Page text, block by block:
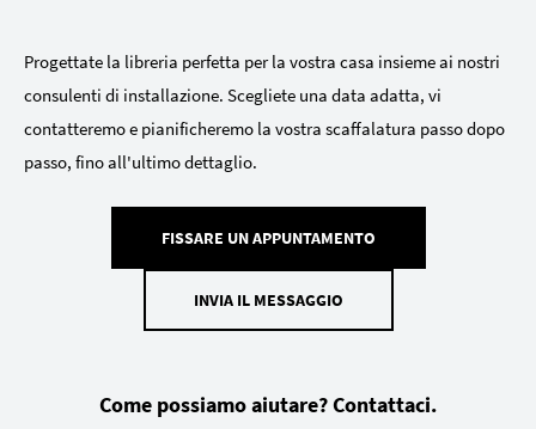
Progettate la libreria perfetta per la vostra casa insieme ai nostri
consulenti di installazione. Scegliete una data adatta, vi
contatteremo e pianificheremo la vostra scaffalatura passo dopo
passo, fino all'ultimo dettaglio.
FISSARE UN APPUNTAMENTO
INVIA IL MESSAGGIO
Come possiamo aiutare? Contattaci.